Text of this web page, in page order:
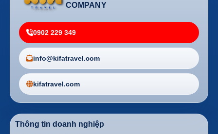
COMPANY
0902 229 349
info@kifatravel.com
kifatravel.com
Thông tin doanh nghiệp